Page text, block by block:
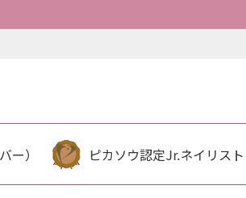
ー） ピカソウ認定Jr.ネイリスト